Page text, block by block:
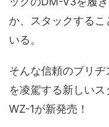
か、スタックする
いる。
そんな信頼のブリ
を凌駕する新しい
WZ-1が新発売！